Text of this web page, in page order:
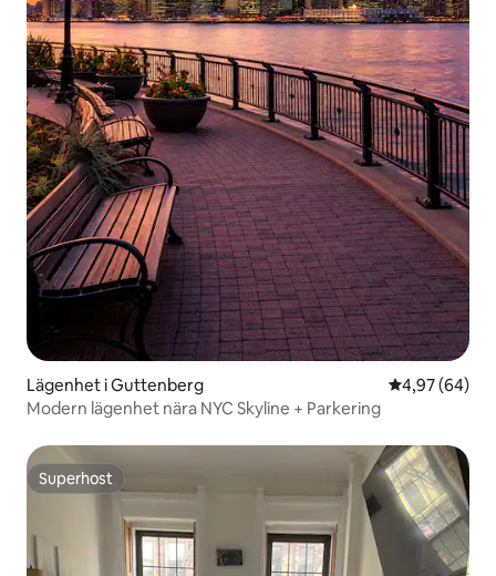
Lägenhet i Guttenberg 4,97 av 5 i
4,97 (64)
Modern lägenhet nära NYC Skyline + Parkering
Superhost
Superhost